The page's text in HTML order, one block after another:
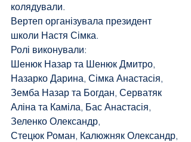
колядували.
Вертеп організувала президент
школи Настя Сімка.
Ролі виконували:
Шенюк Назар та Шенюк Дмитро,
Назарко Дарина, Сімка Анастасія,
Земба Назар та Богдан, Серватяк
Аліна та Каміла, Бас Анастасія,
Зеленко Олександр,
Стецюк Роман, Калюжняк Олександр,